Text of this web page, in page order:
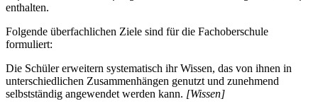
enthalten.
Folgende überfachlichen Ziele sind für die Fachoberschule
formuliert:
Die Schüler erweitern systematisch ihr Wissen, das von ihnen in
unterschiedlichen Zusammenhängen genutzt und zunehmend
selbstständig angewendet werden kann. [Wissen]